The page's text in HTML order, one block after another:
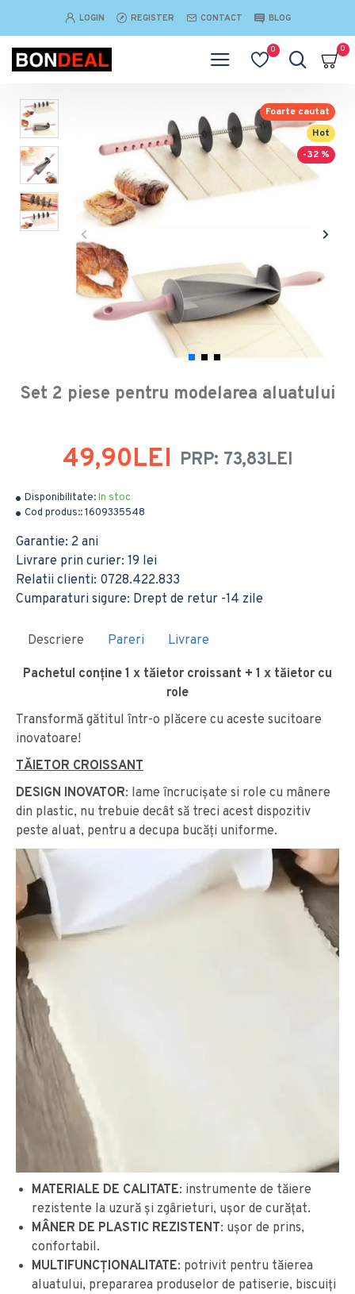
LOGIN REGISTER CONTACT BLOG
0 0
Hot
Foarte cautat
-32 %
Set 2 piese pentru modelarea aluatului
Disponibilitate:In stoc
Cod produs::1609335548
PRP: 73,83LEI
49,90LEI
Garantie: 2 ani
Livrare prin curier: 19 lei
Relatii clienti: 0728.422.833
Cumparaturi sigure: Drept de retur -14 zile
Descriere Pareri Livrare
Pachetul conține 1 x tăietor croissant + 1 x tăietor cu
role
Transformă gătitul într-o plăcere cu aceste sucitoare
inovatoare!
TĂIETOR CROISSANT
DESIGN INOVATOR: lame încrucișate si role cu mânere
din plastic, nu trebuie decât să treci acest dispozitiv
peste aluat, pentru a decupa bucăți uniforme.
MATERIALE DE CALITATE: instrumente de tăiere
rezistente la uzură și zgârieturi, ușor de curățat.
MÂNER DE PLASTIC REZISTENT: ușor de prins,
confortabil.
MULTIFUNCȚIONALITATE: potrivit pentru tăierea
aluatului, prepararea produselor de patiserie, biscuiți